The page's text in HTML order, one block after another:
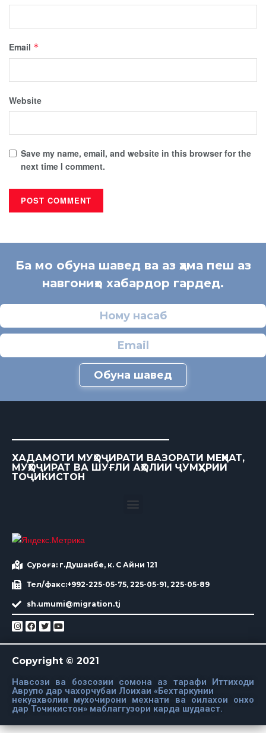
Email *
Website
Save my name, email, and website in this browser for the
next time I comment.
Ба мо обуна шавед ва аз ҳама пеш аз
навгониҳо хабардор гардед.
Обуна шавед
ХАДАМОТИ МУҲОҶИРАТИ ВАЗОРАТИ МЕҲНАТ,
МУҲОҶИРАТ ВА ШУҒЛИ АҲОЛИИ ҶУМҲУРИИ
ТОҶИКИСТОН
Суроға: г.Душанбе, к. С Айни 121
Тел/факс:+992-225-05-75, 225-05-91, 225-05-89
sh.umumi@migration.tj
Copyright © 2021
Навсози ва бозсозии сомона аз тарафи Иттиходи
Аврупо дар чахорчубаи Лоихаи «Бехтаркунии
некуахволии мухочирони мехнати ва оилахои онхо
дар Точикистон» маблаггузори карда шудааст.